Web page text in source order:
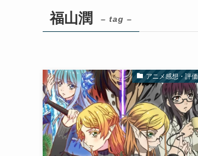
福山潤 – tag –
アニメ感想・評価